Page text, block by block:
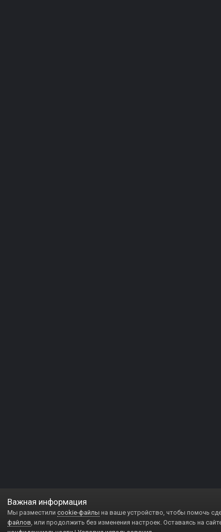
Важная информация
Мы разместили cookie-файлы на ваше устройство, чтобы помочь
файлов, или продолжить без изменения настроек. Оставаясь на